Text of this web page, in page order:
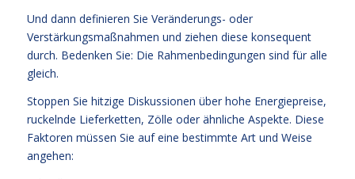
Und dann definieren Sie Veränderungs- oder
Verstärkungsmaßnahmen und ziehen diese konsequent
durch. Bedenken Sie: Die Rahmenbedingungen sind für alle
gleich.
Stoppen Sie hitzige Diskussionen über hohe Energiepreise,
ruckelnde Lieferketten, Zölle oder ähnliche Aspekte. Diese
Faktoren müssen Sie auf eine bestimmte Art und Weise
angehen: